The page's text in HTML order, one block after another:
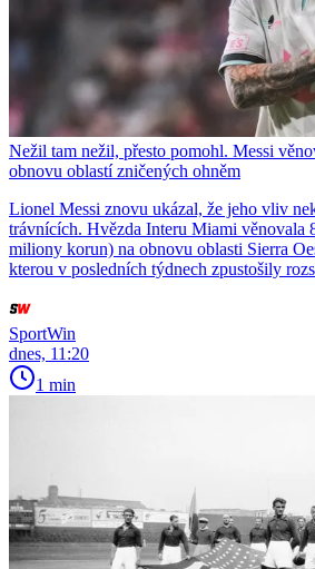
Nežil tam nežil, přesto pomohl. Messi
obnovu oblastí zničených ohněm
Lionel Messi znovu ukázal, že jeho vliv
trávnících. Hvězda Interu Miami věnovala
miliony korun) na obnovu oblasti Sierra
kterou v posledních týdnech zpustošily
SportWin
dnes, 11:20
1 min